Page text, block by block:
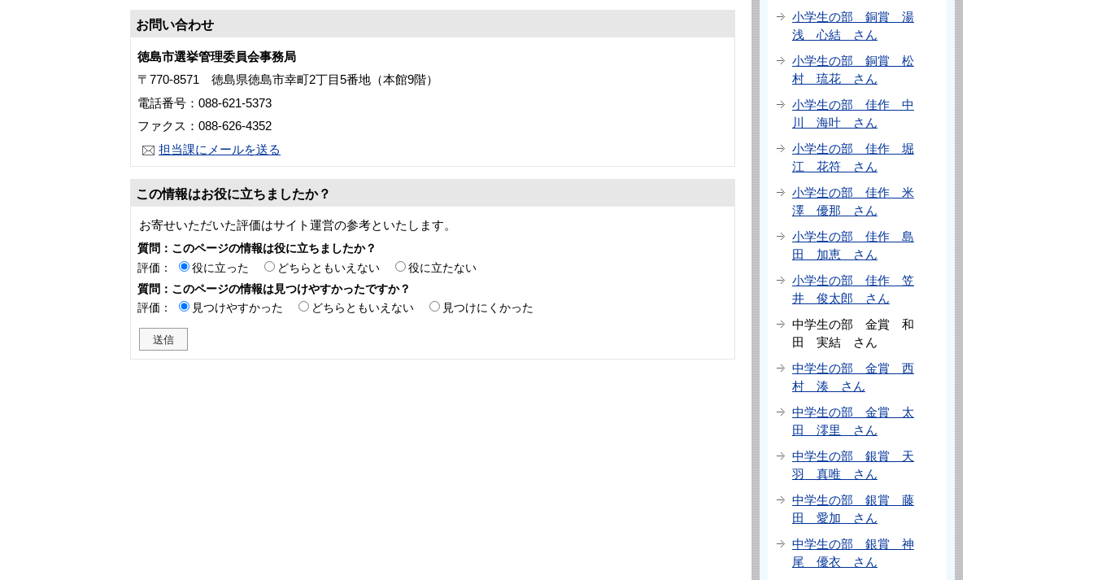
お問い合わせ
徳島市選挙管理委員会事務局
〒770-8571 徳島県徳島市幸町2丁目5番地（本館9階）
電話番号：088-621-5373
ファクス：088-626-4352
担当課にメールを送る
この情報はお役に立ちましたか？
お寄せいただいた評価はサイト運営の参考といたします。
質問：このページの情報は役に立ちましたか？
評価：
役に立った どちらともいえない
役に立たない
質問：このページの情報は見つけやすかったですか？
評価：
見つけやすかった どちらともいえない 見つけにくかった
小学生の部 銅賞 湯
浅 心結 さん
小学生の部 銅賞 松
村 琉花 さん
小学生の部 佳作 中
川 海叶 さん
小学生の部 佳作 堀
江 花符 さん
小学生の部 佳作 米
澤 優那 さん
小学生の部 佳作 島
田 加恵 さん
小学生の部 佳作 笠
井 俊太郎 さん
中学生の部 金賞 和
田 実結 さん
中学生の部 金賞 西
村 湊 さん
中学生の部 金賞 太
田 澪里 さん
中学生の部 銀賞 天
羽 真唯 さん
中学生の部 銀賞 藤
田 愛加 さん
中学生の部 銀賞 神
尾 優衣 さん